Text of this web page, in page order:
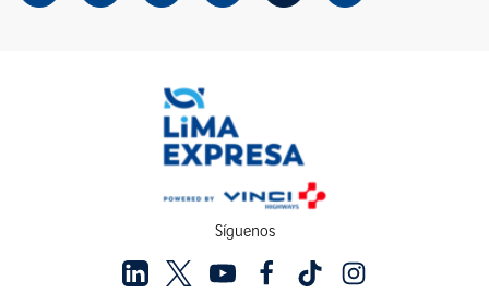
Síguenos